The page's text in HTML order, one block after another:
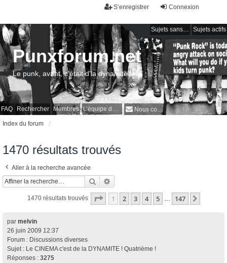
Connexion
S’enregistrer
Sujets sans réponse Sujets actifs
FAQ Rechercher Membres L’équipe du forum Nous contacter
Punxforum.net
Le punk, avant, c'était d'la dynamite !
Index du forum
1470 résultats trouvés
Aller à la recherche avancée
Rechercher
1470 résultats trouvés Page 1sur147
1 2 3 4 5 … 147
par melvin
26 juin 2009 12:37
Forum : Discussions diverses
Sujet : Le CINEMA c'est de la DYNAMITE ! Quatrième !
Réponses : 3275